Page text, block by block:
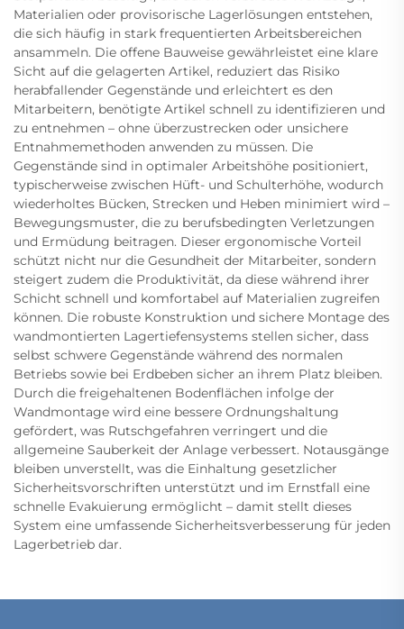
Materialien oder provisorische Lagerlösungen entstehen,
die sich häufig in stark frequentierten Arbeitsbereichen
ansammeln. Die offene Bauweise gewährleistet eine klare
Sicht auf die gelagerten Artikel, reduziert das Risiko
herabfallender Gegenstände und erleichtert es den
Mitarbeitern, benötigte Artikel schnell zu identifizieren und
zu entnehmen – ohne überzustrecken oder unsichere
Entnahmemethoden anwenden zu müssen. Die
Gegenstände sind in optimaler Arbeitshöhe positioniert,
typischerweise zwischen Hüft- und Schulterhöhe, wodurch
wiederholtes Bücken, Strecken und Heben minimiert wird –
Bewegungsmuster, die zu berufsbedingten Verletzungen
und Ermüdung beitragen. Dieser ergonomische Vorteil
schützt nicht nur die Gesundheit der Mitarbeiter, sondern
steigert zudem die Produktivität, da diese während ihrer
Schicht schnell und komfortabel auf Materialien zugreifen
können. Die robuste Konstruktion und sichere Montage des
wandmontierten Lagertiefensystems stellen sicher, dass
selbst schwere Gegenstände während des normalen
Betriebs sowie bei Erdbeben sicher an ihrem Platz bleiben.
Durch die freigehaltenen Bodenflächen infolge der
Wandmontage wird eine bessere Ordnungshaltung
gefördert, was Rutschgefahren verringert und die
allgemeine Sauberkeit der Anlage verbessert. Notausgänge
bleiben unverstellt, was die Einhaltung gesetzlicher
Sicherheitsvorschriften unterstützt und im Ernstfall eine
schnelle Evakuierung ermöglicht – damit stellt dieses
System eine umfassende Sicherheitsverbesserung für jeden
Lagerbetrieb dar.